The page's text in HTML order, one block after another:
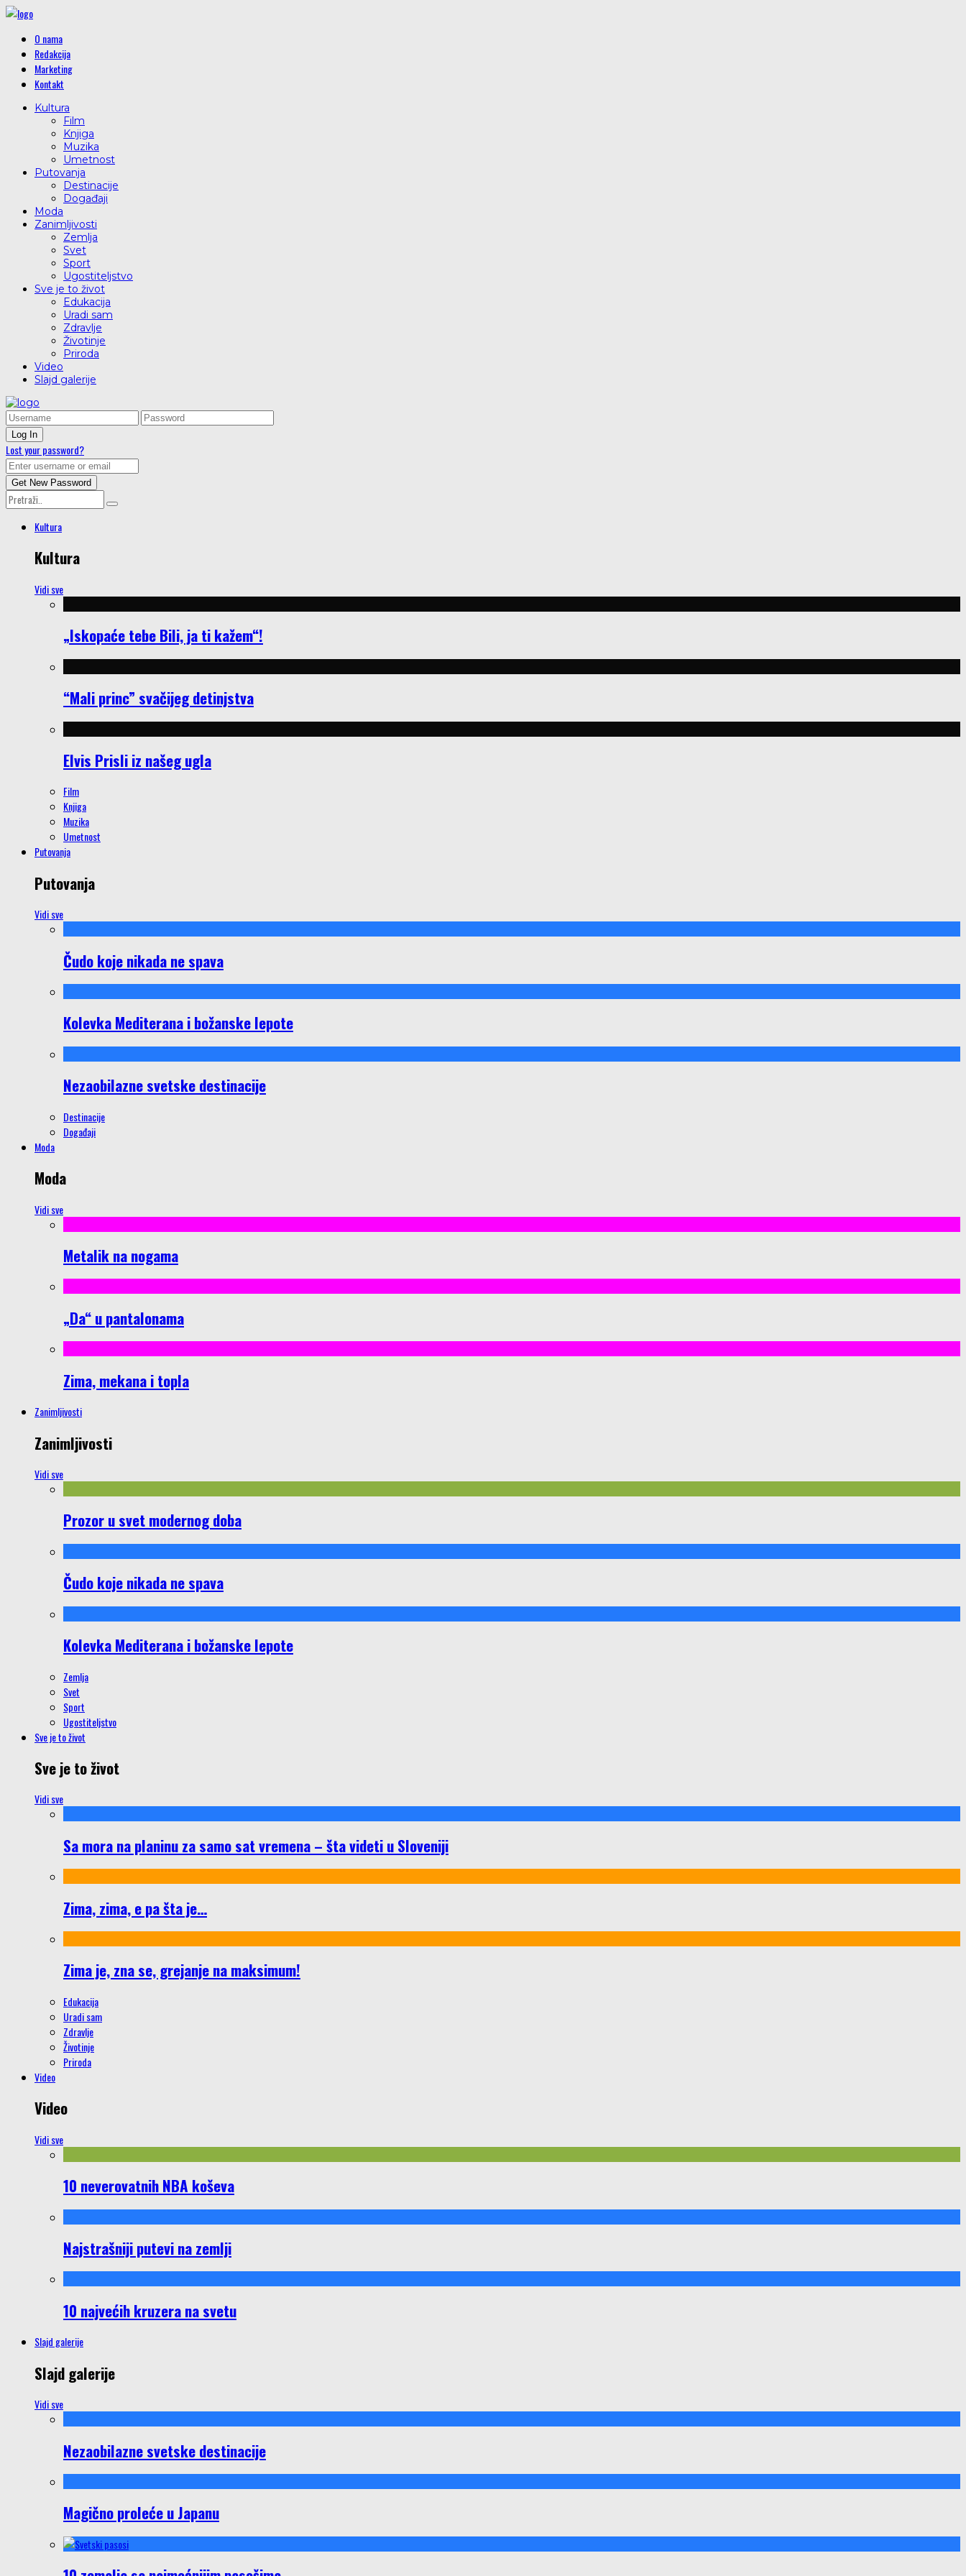
O nama
Redakcija
Marketing
Kontakt
Kultura
Film
Knjiga
Muzika
Umetnost
Putovanja
Destinacije
Događaji
Moda
Zanimljivosti
Zemlja
Svet
Sport
Ugostiteljstvo
Sve je to život
Edukacija
Uradi sam
Zdravlje
Životinje
Priroda
Video
Slajd galerije
Lost your password?
Kultura
Kultura
Vidi sve
„Iskopaće tebe Bili, ja ti kažem“!
“Mali princ” svačijeg detinjstva
Elvis Prisli iz našeg ugla
Film
Knjiga
Muzika
Umetnost
Putovanja
Putovanja
Vidi sve
Čudo koje nikada ne spava
Kolevka Mediterana i božanske lepote
Nezaobilazne svetske destinacije
Destinacije
Događaji
Moda
Moda
Vidi sve
Metalik na nogama
„Da“ u pantalonama
Zima, mekana i topla
Zanimljivosti
Zanimljivosti
Vidi sve
Prozor u svet modernog doba
Čudo koje nikada ne spava
Kolevka Mediterana i božanske lepote
Zemlja
Svet
Sport
Ugostiteljstvo
Sve je to život
Sve je to život
Vidi sve
Sa mora na planinu za samo sat vremena – šta videti u Sloveniji
Zima, zima, e pa šta je…
Zima je, zna se, grejanje na maksimum!
Edukacija
Uradi sam
Zdravlje
Životinje
Priroda
Video
Video
Vidi sve
10 neverovatnih NBA koševa
Najstrašniji putevi na zemlji
10 najvećih kruzera na svetu
Slajd galerije
Slajd galerije
Vidi sve
Nezaobilazne svetske destinacije
Magično proleće u Japanu